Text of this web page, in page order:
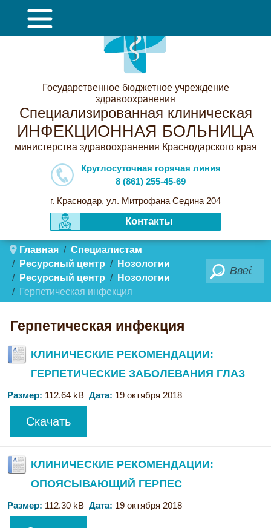
Государственное бюджетное учреждение
здравоохранения
Специализированная клиническая
ИНФЕКЦИОННАЯ БОЛЬНИЦА
министерства здравоохранения Краснодарского края
Круглосуточная горячая линия
8 (861) 255-45-69
г. Краснодар, ул. Митрофана Седина 204
Контакты
Главная
Специалистам
Ресурсный центр
Нозологии
Ресурсный центр
Нозологии
Герпетическая инфекция
Поиск
Герпетическая инфекция
КЛИНИЧЕСКИЕ РЕКОМЕНДАЦИИ:
ГЕРПЕТИЧЕСКИЕ ЗАБОЛЕВАНИЯ ГЛАЗ
Размер: 112.64 kB Дата: 19 октября 2018
Скачать
КЛИНИЧЕСКИЕ РЕКОМЕНДАЦИИ:
ОПОЯСЫВАЮЩИЙ ГЕРПЕС
Размер: 112.30 kB Дата: 19 октября 2018